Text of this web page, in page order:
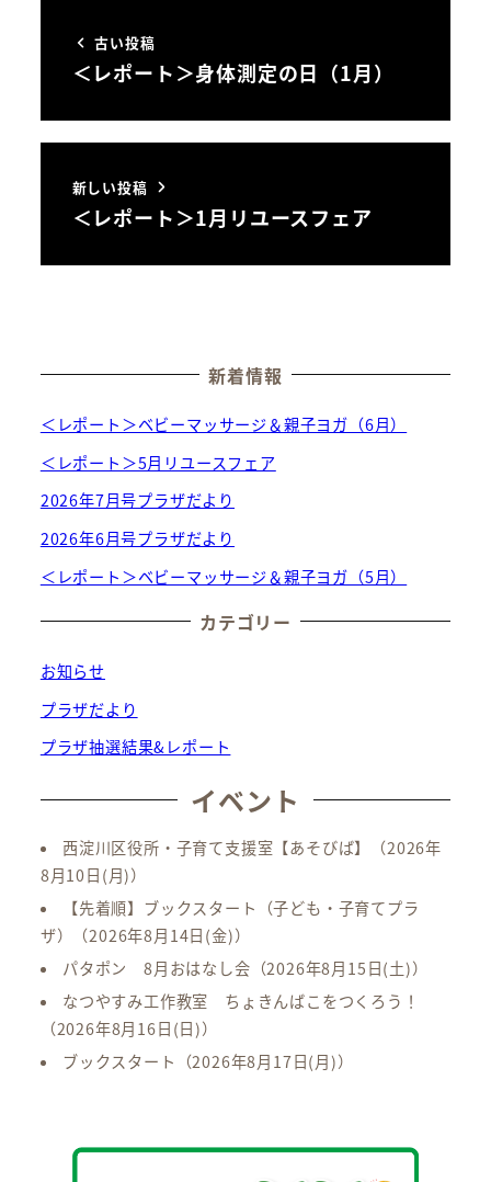
古い投稿
＜レポート＞身体測定の日（1月）
新しい投稿
＜レポート＞1月リユースフェア
新着情報
＜レポート＞ベビーマッサージ＆親子ヨガ（6月）
＜レポート＞5月リユースフェア
2026年7月号プラザだより
2026年6月号プラザだより
＜レポート＞ベビーマッサージ＆親子ヨガ（5月）
カテゴリー
お知らせ
プラザだより
プラザ抽選結果&レポート
イベント
西淀川区役所・子育て支援室【あそびば】
（2026年
8月10日(月)）
【先着順】ブックスタート（子ども・子育てプラ
ザ）
（2026年8月14日(金)）
パタポン 8月おはなし会 （2026年8月15日(土)）
なつやすみ工作教室 ちょきんばこをつくろう！
（2026年8月16日(日)）
ブックスタート
（2026年8月17日(月)）